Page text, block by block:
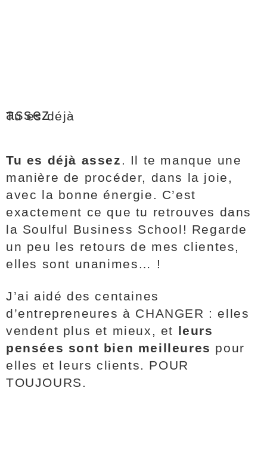
Tu es déjà
assez
Tu es déjà assez . Il te manque une
manière de procéder, dans la joie,
avec la bonne énergie. C’est
exactement ce que tu retrouves dans
la Soulful Business School! Regarde
un peu les retours de mes clientes,
elles sont unanimes… !
J’ai aidé des centaines
d’entrepreneures à CHANGER : elles
vendent plus et mieux, et leurs
pensées sont bien meilleures pour
elles et leurs clients. POUR
TOUJOURS.